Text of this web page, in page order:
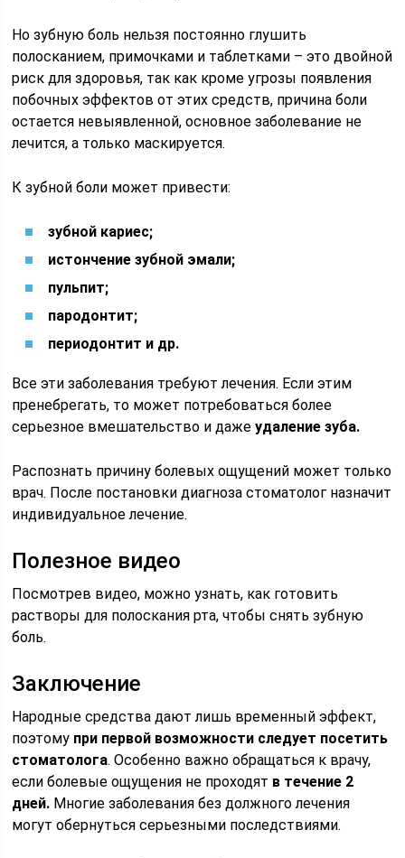
Но зубную боль нельзя постоянно глушить
полосканием, примочками и таблетками – это двойной
риск для здоровья, так как кроме угрозы появления
побочных эффектов от этих средств, причина боли
остается невыявленной, основное заболевание не
лечится, а только маскируется.
К зубной боли может привести:
зубной кариес;
истончение зубной эмали;
пульпит;
пародонтит;
периодонтит и др.
Все эти заболевания требуют лечения. Если этим
пренебрегать, то может потребоваться более
серьезное вмешательство и дажеудаление зуба.
Распознать причину болевых ощущений может только
врач. После постановки диагноза стоматолог назначит
индивидуальное лечение.
Полезное видео
Посмотрев видео, можно узнать, как готовить
растворы для полоскания рта, чтобы снять зубную
боль.
Заключение
Народные средства дают лишь временный эффект,
поэтому при первой возможности следует посетить
стоматолога. Особенно важно обращаться к врачу,
если болевые ощущения не проходят в течение 2
дней. Многие заболевания без должного лечения
могут обернуться серьезными последствиями.